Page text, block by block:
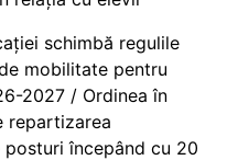
schimbă regulile
mobilitate pentru
2027 / Ordinea în
repartizarea
începând cu 20